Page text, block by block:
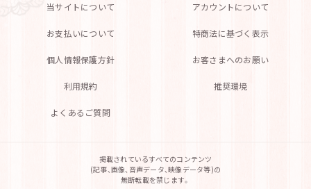
当サイトについて アカウントについて
お支払いについて 特商法に基づく表示
個人情報保護方針 お客さまへのお願い
利用規約 推奨環境
よくあるご質問
掲載されているすべてのコンテンツ
(記事、画像、音声データ、映像データ等)の
無断転載を禁じます。